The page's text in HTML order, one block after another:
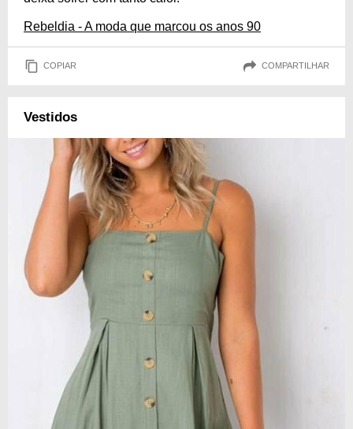
Rebeldia - A moda que marcou os anos 90
COPIAR COMPARTILHAR
Vestidos